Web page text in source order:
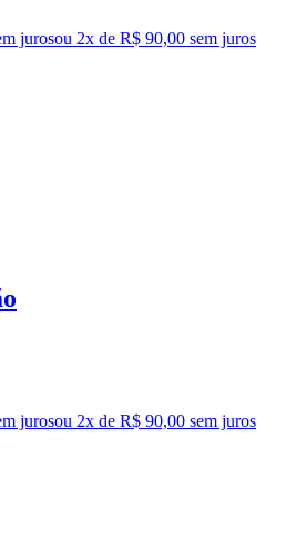
jurosou 2x de R$ 90,00 sem juros
jurosou 2x de R$ 90,00 sem juros